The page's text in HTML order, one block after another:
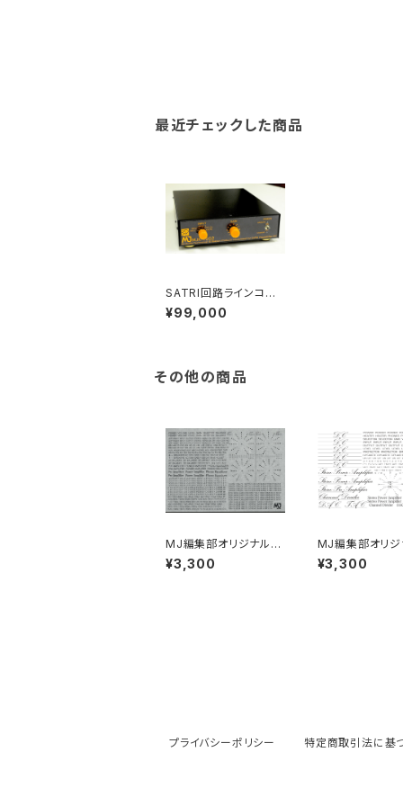
最近チェックした商品
SATRI回路ラインコント
ロールアンプ部品セット
「MJK-1002」
¥99,000
その他の商品
MJ編集部オリジナル
「インスタントレタリン
グ」（黒タイプ）
¥3,300
MJ編集部オリ
DCアンプ用イン
トレタリング（テ
¥3,300
プライバシーポリシー 特定商取引法に基